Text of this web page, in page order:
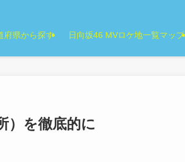
府県から探す 日向坂46 MVロケ地一覧マップ
）を徹底的に